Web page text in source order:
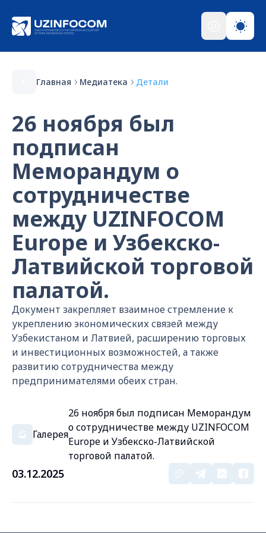
Главная Медиатека Детали
26 ноября был
подписан
Меморандум о
сотрудничестве
между UZINFOCOM
Europe и Узбекско-
Латвийской торговой
палатой.
Документ закрепляет взаимное стремление к
укреплению экономических связей между
Узбекистаном и Латвией, расширению торговых
и инвестиционных возможностей, а также
развитию сотрудничества между
предпринимателями обеих стран.
Галерея
26 ноября был подписан Меморандум
о сотрудничестве между UZINFOCOM
Europe и Узбекско-Латвийской
торговой палатой.
03.12.2025